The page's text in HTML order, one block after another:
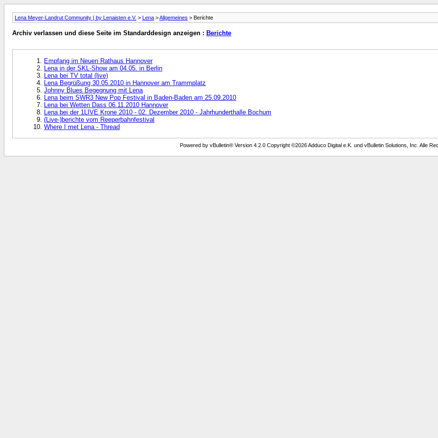
Lena Meyer-Landrut Community | by Lenaisten e.V. > Lena >Allgemeines > Berichte
Archiv verlassen und diese Seite im Standarddesign anzeigen : Berichte
Empfang im Neuen Rathaus Hannover
Lena in der SKL-Show am 04.05. in Berlin
Lena bei TV total (live)
Lena Begrüßung 30.05.2010 in Hannover am Trammplatz
Johnny Blues Begegnung mit Lena
Lena beim SWR3 New Pop Festival in Baden-Baden am 25.09.2010
Lena bei Wetten Dass 06.11.2010 Hannover
Lena bei der 1LIVE Krone 2010 - 02. Dezember 2010 - Jahrhunderthalle Bochum
(Live-)berichte vom Reeperbahnfestival
Where I met Lena - Thread
Powered by vBulletin® Version 4.2.0 Copyright ©2026 Adduco Digital e.K. und vBulletin Solutions, Inc. Alle